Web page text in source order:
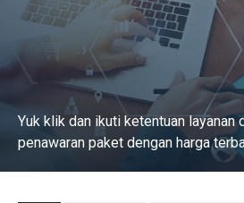
Yuk klik dan ikuti ketentuan layanan
penawaran paket dengan harga